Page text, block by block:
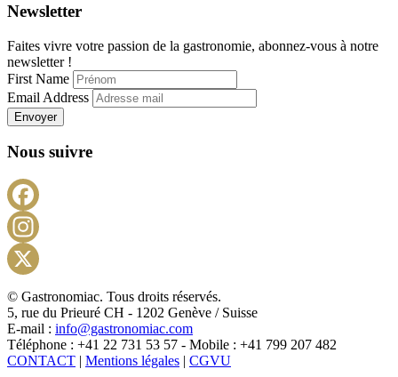
Newsletter
Faites vivre votre passion de la gastronomie, abonnez-vous à notre
newsletter !
First Name
Email Address
Envoyer
Nous suivre
X
© Gastronomiac. Tous droits réservés.
5, rue du Prieuré CH - 1202 Genève / Suisse
E-mail : info@gastronomiac.com
Téléphone : +41 22 731 53 57 - Mobile : +41 799 207 482
CONTACT | Mentions légales | CGVU